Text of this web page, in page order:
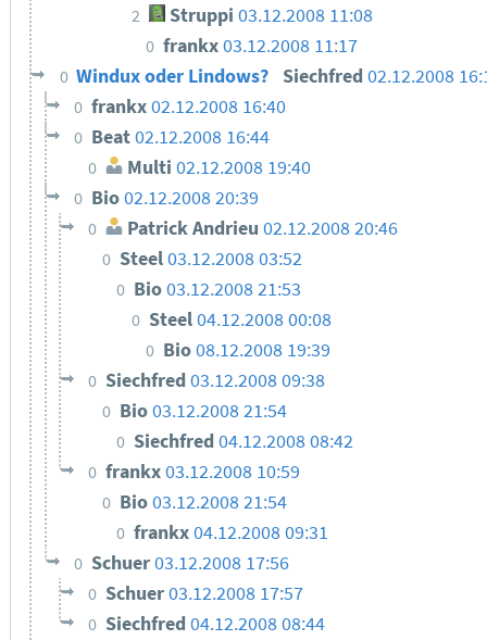
2 Struppi 03.12.2008 11:08
0 frankx03.12.2008 11:17
0 Windux oder Lindows? Siechfred02.12.2008
0 frankx02.12.2008 16:40
0 Beat02.12.2008 16:44
0 Multi 02.12.2008 19:40
0 Bio02.12.2008 20:39
0 Patrick Andrieu 02.12.2008 20:46
0 Steel03.12.2008 03:52
0 Bio03.12.2008 21:53
0 Steel04.12.2008 00:08
0 Bio08.12.2008 19:39
0 Siechfred 03.12.2008 09:38
0 Bio03.12.2008 21:54
0 Siechfred04.12.2008 08:42
0 frankx03.12.2008 10:59
0 Bio03.12.2008 21:54
0 frankx04.12.2008 09:31
0 Schuer03.12.2008 17:56
0 Schuer03.12.2008 17:57
0 Siechfred 04.12.2008 08:44